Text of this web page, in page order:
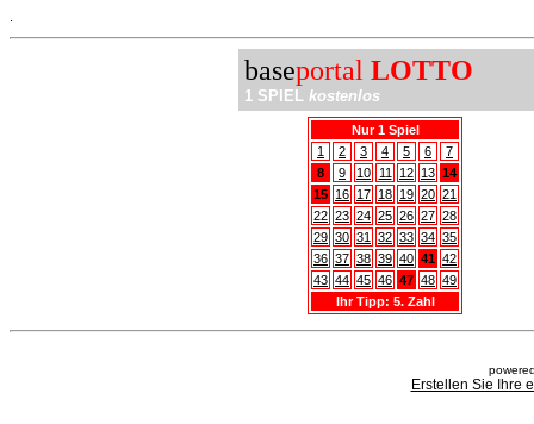
baseportal LOTTO
1 SPIEL kostenlos
Nur 1 Spiel
1
2 3 4 5 6
7
8
9 10 11 12 13 14
15 16 17 18 19 20 21
22 23 24 25 26 27 28
29 30 31 32 33 34 35
36 37 38 39 40 41 42
43 44 45 46 47 48 49
Ihr Tipp: 5. Zahl
Erstellen Sie Ihre